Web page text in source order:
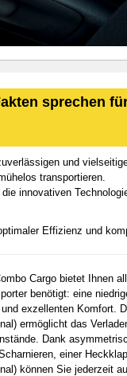
sprechen
und
transportieren.
innovativen
Effizienz und
Cargo bietet Ihnen
benötigt: eine
exzellenten Komfort.
ermöglicht das
Dank
einer
können Sie jederzeit